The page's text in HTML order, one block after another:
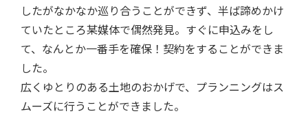
したがなかなか巡り合うことができず、半ば諦めかけ
ていたところ某媒体で偶然発見。すぐに申込みをし
て、なんとか一番手を確保！契約をすることができま
した。
広くゆとりのある土地のおかげで、プランニングはス
ムーズに行うことができました。